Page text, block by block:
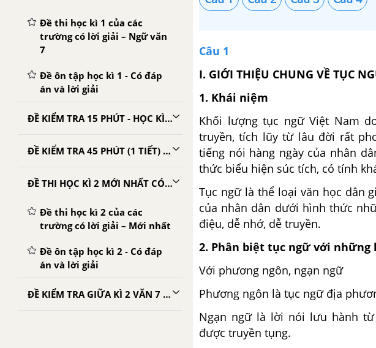
Đề thi học kì 1 của các
trường có lời giải – Ngữ văn
7
Đề ôn tập học kì 1 - Có đáp
án và lời giải
ĐỀ KIỂM TRA 15 PHÚT - HỌC KÌ 2 - NGỮ VĂN 7
ĐỀ KIỂM TRA 45 PHÚT (1 TIẾT) - HỌC KÌ 2 - NGỮ VĂN 7
ĐỀ THI HỌC KÌ 2 MỚI NHẤT CÓ LỜI GIẢI
Đề thi học kì 2 của các
trường có lời giải – Mới nhất
Đề ôn tập học kì 2 - Có đáp
án và lời giải
ĐỀ KIỂM TRA GIỮA KÌ 2 VĂN 7 CÓ LỜI GIẢI CHI TIẾT
Câu 1
I. GIỚI THIỆU CHUNG VỀ TỤC
1. Khái niệm
Khối lượng tục ngữ Việt Nam
truyền, tích lũy từ lâu đời rất
tiếng nói hàng ngày của nhân
thức biểu hiện súc tích, có tính
Tục ngữ là thể loại văn học dân
của nhân dân dưới hình thức
điệu, dễ nhớ, dễ truyền.
2. Phân biệt tục ngữ với
Với phương ngôn, ngạn ngữ
Phương ngôn là tục ngữ địa
Ngạn ngữ là lời nói lưu hành
được truyền tụng.